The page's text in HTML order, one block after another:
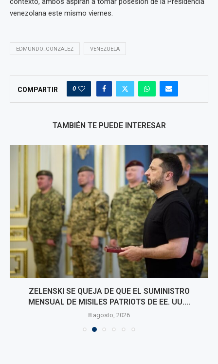
venezolana este mismo viernes.
EDMUNDO_GONZALEZ VENEZUELA
COMPARTIR 0
TAMBIÉN TE PUEDE INTERESAR
ZELENSKI SE QUEJA DE QUE EL SUMINISTRO
MENSUAL DE MISILES PATRIOTS DE EE. UU....
8 agosto, 2026